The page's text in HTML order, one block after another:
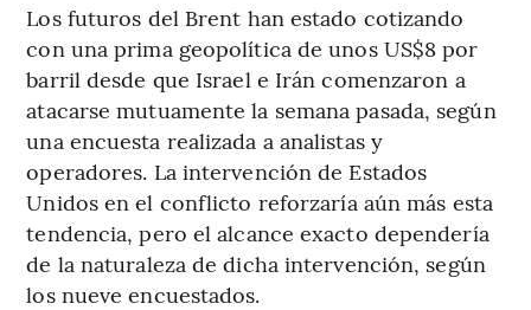
Los futuros del Brent han estado cotizando
con una prima geopolítica de unos US$8 por
barril desde que Israel e Irán comenzaron a
atacarse mutuamente la semana pasada, según
una encuesta realizada a analistas y
operadores. La intervención de Estados
Unidos en el conflicto reforzaría aún más esta
tendencia, pero el alcance exacto dependería
de la naturaleza de dicha intervención, según
los nueve encuestados.